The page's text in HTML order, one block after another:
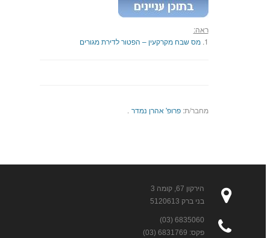
ראה:
מס שבח מקרקעין – הפטור לדירת מגורים
מחבר/ת:פרופ' אהרן נמדר .
הירקון 67, קומה 3
בני ברק 5120613
6835060 (03)
פקס: 6831769 (03)